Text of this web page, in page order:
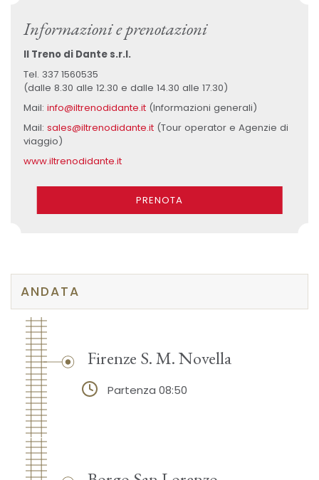
Informazioni e prenotazioni
Il Treno di Dante s.r.l.
Tel. 337 1560535
(dalle 8.30 alle 12.30 e dalle 14.30 alle 17.30)
Mail: info@iltrenodidante.it(Informazioni generali)
Mail: sales@iltrenodidante.it(Tour operator e Agenzie di
viaggio)
www.iltrenodidante.it
PRENOTA
ANDATA
Firenze S. M. Novella
Partenza 08:50